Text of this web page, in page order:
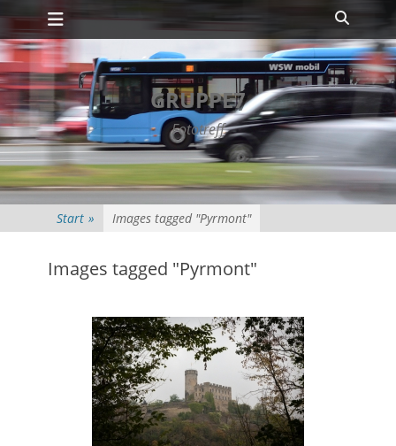
Zum
Inhalt
springen
Primäres Menü
GRUPPE7
Fototreff
Start » Images tagged "Pyrmont"
Images tagged "Pyrmont"